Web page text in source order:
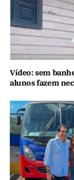
Vídeo: sem
alunos fazem